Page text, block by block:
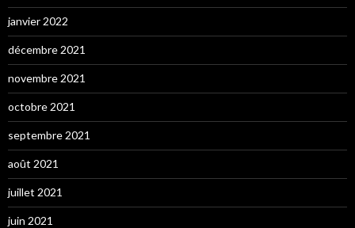
janvier 2022
décembre 2021
novembre 2021
octobre 2021
septembre 2021
août 2021
juillet 2021
juin 2021